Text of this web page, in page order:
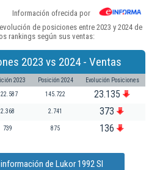
Información ofrecida por
de posiciones entre 2023 y 2024 de
rankings según sus ventas:
2023 vs 2024 - Ventas
2023 Posición 2024 Evolución Posiciones
145.722 23.135
2.368 2.741 373
739 875 136
de Lukor 1992 Sl